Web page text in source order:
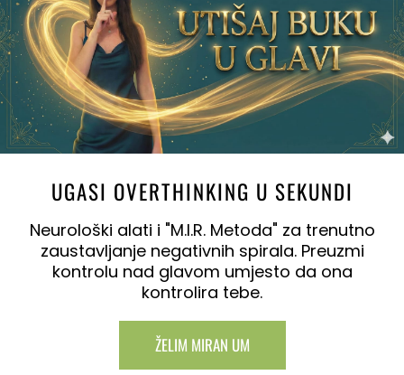
UGASI OVERTHINKING U SEKUNDI
Neurološki alati i "M.I.R. Metoda" za trenutno
zaustavljanje negativnih spirala. Preuzmi
kontrolu nad glavom umjesto da ona
kontrolira tebe.
ŽELIM MIRAN UM